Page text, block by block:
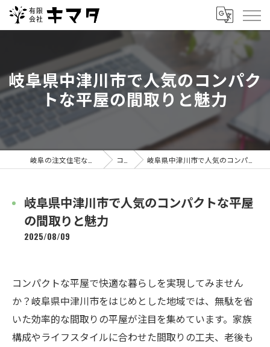
岐阜県中津川市で人気のコンパク
トな平屋の間取りと魅力
コラム 岐阜県中津川市で人気のコンパクトな平屋の間取りと魅力
岐阜県中津川市で人気のコンパクトな平屋
の間取りと魅力
2025/08/09
コンパクトな平屋で快適な暮らしを実現してみません
か？岐阜県中津川市をはじめとした地域では、無駄を省
いた効率的な間取りの平屋が注目を集めています。家族
構成やライフスタイルに合わせた間取りの工夫、老後も